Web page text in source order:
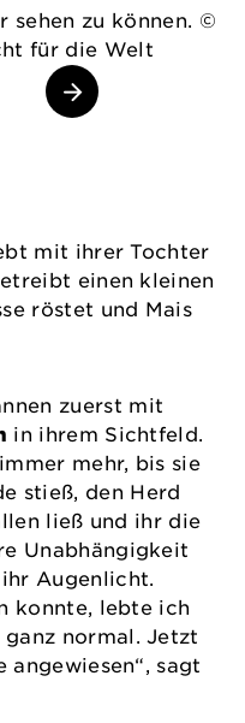
sehen zu können. ©
für die Welt
mit ihrer Tochter
einen kleinen
röstet und Mais
zuerst mit
in ihrem Sichtfeld.
mehr, bis sie
stieß, den Herd
ließ und ihr die
Unabhängigkeit
Augenlicht.
konnte, lebte ich
normal. Jetzt
sagt